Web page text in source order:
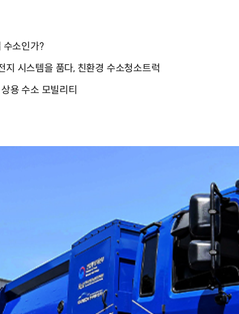
수소인가?
지 시스템을 품다, 친환경 수소청소트럭
용 수소 모빌리티